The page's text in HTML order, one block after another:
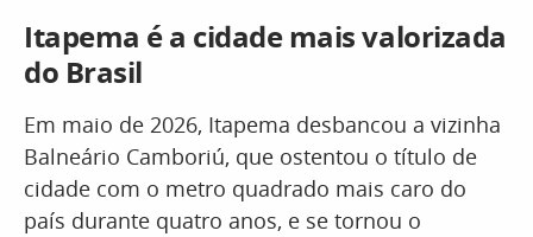
Itapema é a cidade mais valorizada
do Brasil
Em maio de 2026, Itapema desbancou a vizinha
Balneário Camboriú, que ostentou o título de
cidade com o metro quadrado mais caro do
país durante quatro anos, e se tornou o